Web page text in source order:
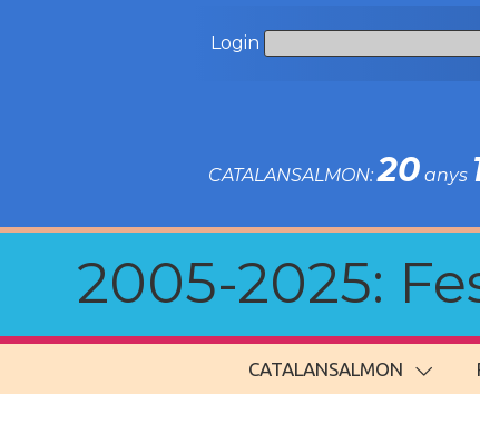
Login
CATALANSALMON:20 anys
2005-2025:
CATALANSALMON